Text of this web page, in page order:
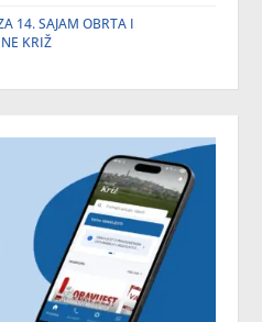
14. SAJAM OBRTA I
KRIŽ